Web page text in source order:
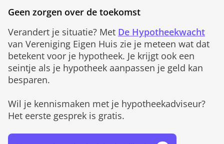
Geen zorgen over de toekomst
Verandert je situatie? Met De Hypotheekwacht
van Vereniging Eigen Huis zie je meteen wat dat
betekent voor je hypotheek. Je krijgt ook een
seintje als je hypotheek aanpassen je geld kan
besparen.
Wil je kennismaken met je hypotheekadviseur?
Het eerste gesprek is gratis.